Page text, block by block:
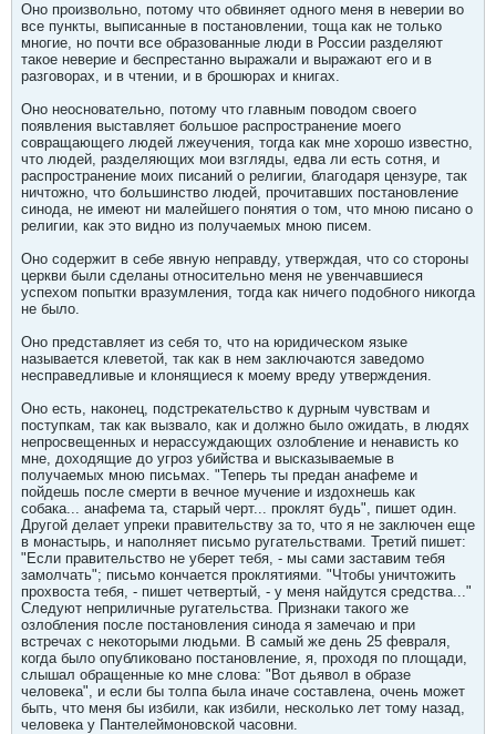
Оно произвольно, потому что обвиняет одного меня в неверии во
все пункты, выписанные в постановлении, тоща как не только
многие, но почти все образованные люди в России разделяют
такое неверие и беспрестанно выражали и выражают его и в
разговорах, и в чтении, и в брошюрах и книгах.
Оно неосновательно, потому что главным поводом своего
появления выставляет большое распространение моего
совращающего людей лжеучения, тогда как мне хорошо известно,
что людей, разделяющих мои взгляды, едва ли есть сотня, и
распространение моих писаний о религии, благодаря цензуре, так
ничтожно, что большинство людей, прочитавших постановление
синода, не имеют ни малейшего понятия о том, что мною писано о
религии, как это видно из получаемых мною писем.
Оно содержит в себе явную неправду, утверждая, что со стороны
церкви были сделаны относительно меня не увенчавшиеся
успехом попытки вразумления, тогда как ничего подобного никогда
не было.
Оно представляет из себя то, что на юридическом языке
называется клеветой, так как в нем заключаются заведомо
несправедливые и клонящиеся к моему вреду утверждения.
Оно есть, наконец, подстрекательство к дурным чувствам и
поступкам, так как вызвало, как и должно было ожидать, в людях
непросвещенных и нерассуждающих озлобление и ненависть ко
мне, доходящие до угроз убийства и высказываемые в
получаемых мною письмах. "Теперь ты предан анафеме и
пойдешь после смерти в вечное мучение и издохнешь как
собака... анафема та, старый черт... проклят будь", пишет один.
Другой делает упреки правительству за то, что я не заключен еще
в монастырь, и наполняет письмо ругательствами. Третий пишет:
"Если правительство не уберет тебя, - мы сами заставим тебя
замолчать"; письмо кончается проклятиями. "Чтобы уничтожить
прохвоста тебя, - пишет четвертый, - у меня найдутся средства..."
Следуют неприличные ругательства. Признаки такого же
озлобления после постановления синода я замечаю и при
встречах с некоторыми людьми. В самый же день 25 февраля,
когда было опубликовано постановление, я, проходя по площади,
слышал обращенные ко мне слова: "Вот дьявол в образе
человека", и если бы толпа была иначе составлена, очень может
быть, что меня бы избили, как избили, несколько лет тому назад,
человека у Пантелеймоновской часовни.